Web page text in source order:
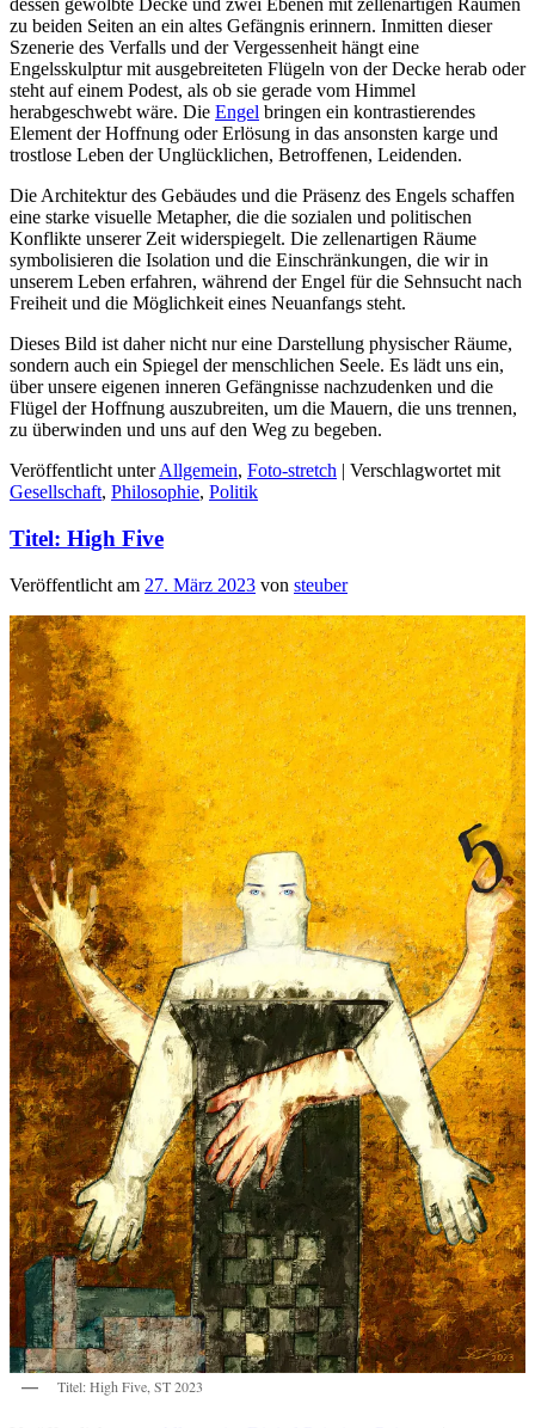
dessen gewölbte Decke und zwei Ebenen mit zellenartigen Räumen
zu beiden Seiten an ein altes Gefängnis erinnern. Inmitten dieser
Szenerie des Verfalls und der Vergessenheit hängt eine
Engelsskulptur mit ausgebreiteten Flügeln von der Decke herab oder
steht auf einem Podest, als ob sie gerade vom Himmel
herabgeschwebt wäre. Die Engel bringen ein kontrastierendes
Element der Hoffnung oder Erlösung in das ansonsten karge und
trostlose Leben der Unglücklichen, Betroffenen, Leidenden.
Die Architektur des Gebäudes und die Präsenz des Engels schaffen
eine starke visuelle Metapher, die die sozialen und politischen
Konflikte unserer Zeit widerspiegelt. Die zellenartigen Räume
symbolisieren die Isolation und die Einschränkungen, die wir in
unserem Leben erfahren, während der Engel für die Sehnsucht nach
Freiheit und die Möglichkeit eines Neuanfangs steht.
Dieses Bild ist daher nicht nur eine Darstellung physischer Räume,
sondern auch ein Spiegel der menschlichen Seele. Es lädt uns ein,
über unsere eigenen inneren Gefängnisse nachzudenken und die
Flügel der Hoffnung auszubreiten, um die Mauern, die uns trennen,
zu überwinden und uns auf den Weg zu begeben.
Veröffentlicht unterAllgemein, Foto-stretch | Verschlagwortet mit
Gesellschaft, Philosophie, Politik
Titel: High Five
Veröffentlicht am 27. März 2023 von steuber
Titel: High Five, ST 2023